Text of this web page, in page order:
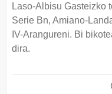
Laso-Albisu Gasteizko
Serie Bn, Amiano-
IV-Arangureni. Bi
dira.